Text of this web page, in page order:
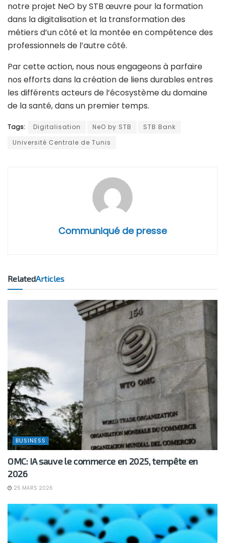
notre projet NeO by STB œuvre pour la formation
dans la digitalisation et la transformation des
métiers d’un côté et la montée en compétence des
professionnels de l’autre côté.
Par cette action, nous nous engageons à parfaire
nos efforts dans la création de liens durables entres
les différents acteurs de l’écosystème du domaine
de la santé, dans un premier temps.
Tags: Digitalisation NeO by STB
STB Bank
Université Centrale de Tunis
Communiqué de presse
RelatedArticles
BUSINESS
OMC: IA sauve le commerce en 2025, tempête en
2026
25 MARS 2026